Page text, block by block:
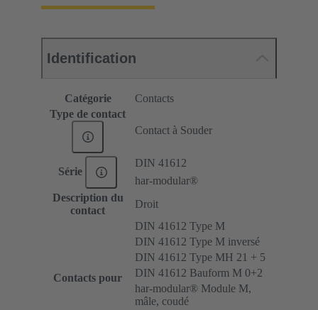
Identification
Catégorie
Contacts
Type de contact
Contact à Souder
Série
DIN 41612
har-modular®
Description du
contact
Droit
Contacts pour
DIN 41612 Type M
DIN 41612 Type M inversé
DIN 41612 Type MH 21 + 5
DIN 41612 Bauform M 0+2
har-modular® Module M,
mâle, coudé